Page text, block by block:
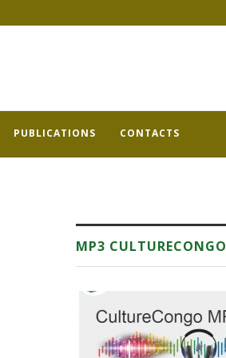
PUBLICATIONS CONTACTS
MP3 CULTURECONGO